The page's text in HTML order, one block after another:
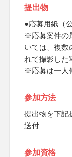
提出物
●応募用紙（
※応募案件の
いては、複数
れて撮影した
※応募は一人
参加方法
提出物を下記
送付
参加資格